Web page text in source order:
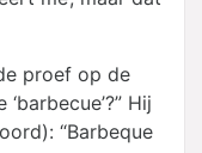
proef op de
‘barbecue’?” Hij
“Barbeque